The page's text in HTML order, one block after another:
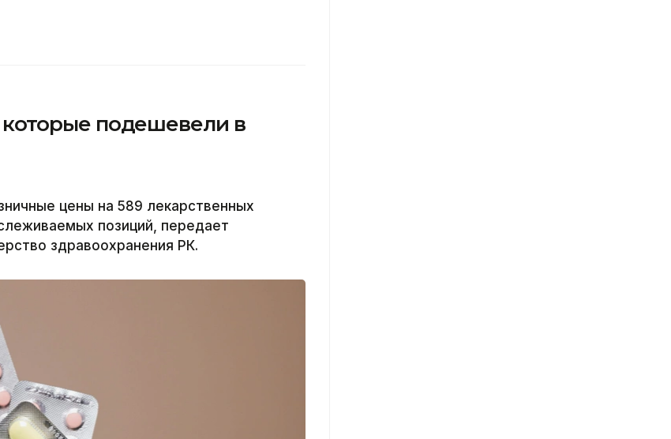
которые подешевели в
цены на 589 лекарственных
позиций, передает
здравоохранения РК.